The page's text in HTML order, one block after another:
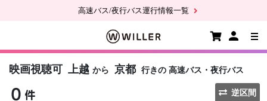
高速バス/夜行バス運行情報一覧
映画視聴可 上越 から 京都 行きの 高速バス・夜行バス
逆区間